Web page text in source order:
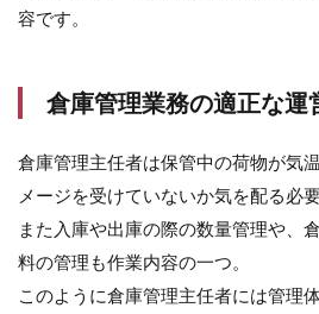
管
理
者
人
配
6
庫
容です。
倉庫管理業務の適正な運
倉庫管理主任者は保管中の荷物が気
メージを受けていないか気を配る必
また入庫や出庫の際の数量管理や、
料の管理も作業内容の一つ。
このように倉庫管理主任者には管理